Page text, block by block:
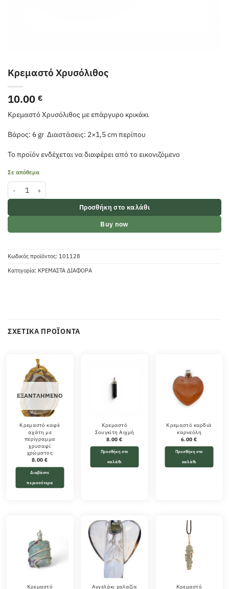
Κρεμαστό Χρυσόλιθος
10.00 €
Κρεμαστό Χρυσόλιθος με επάργυρο κρικάκι
Βάρος: 6 gr Διαστάσεις: 2×1,5 cm περίπου
Το προϊόν ενδέχεται να διαφέρει από το εικονιζόμενο
Σε απόθεμα
Κρεμαστό Χρυσόλιθος ποσότητα
Προσθήκη στο καλάθι
Buy now
Κωδικός προϊόντος: 101128
Κατηγορία: ΚΡΕΜΑΣΤΑ ΔΙΑΦΟΡΑ
ΣΧΕΤΙΚΆ ΠΡΟΪΌΝΤΑ
ΕΞΑΝΤΛΗΜΈΝΟ
Κρεμαστό καφέ
αχάτη με
περίγραμμα
χρυσαφί
χρώματος
8.00 €
Διαβάστε
περισσότερα
Κρεμαστό
Σουγκίτη Αιχμή
8.00 €
Προσθήκη στο
καλάθι
Κρεμαστό καρδιά
καρνεόλη
6.00 €
Προσθήκη στο
καλάθι
Κρεμαστό
Αγγελάκι χαλαζία
Κρεμαστό